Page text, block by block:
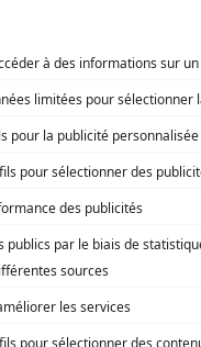
20 mars 2014
Maison de la culture
2550, rue Ontario E.,